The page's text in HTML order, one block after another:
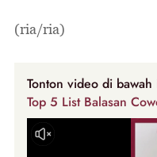
(ria/ria)
Tonton video di
Top 5 List Balasan